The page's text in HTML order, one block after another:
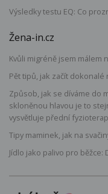
Výsledky testu EQ: Co
Žena-in.cz
Kvůli migréně jsem málem
Pět tipů, jak začít
Způsob, jak se díváme do
skloněnou hlavou je to
vysvětluje přední
Tipy maminek, jak na
Jídlo jako palivo pro